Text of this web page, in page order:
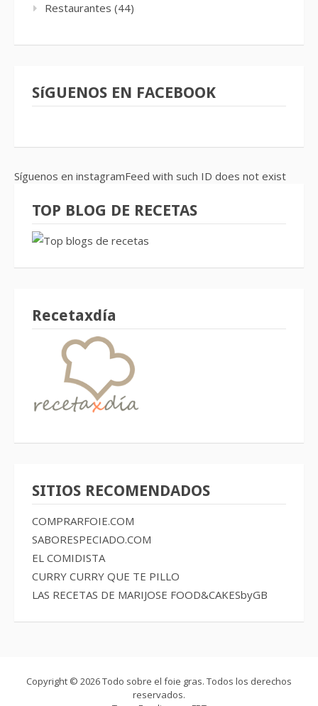
Restaurantes (44)
SíGUENOS EN FACEBOOK
Síguenos en instagramFeed with such ID does not exist
TOP BLOG DE RECETAS
Recetaxdía
SITIOS RECOMENDADOS
COMPRARFOIE.COM
SABORESPECIADO.COM
EL COMIDISTA
CURRY CURRY QUE TE PILLO
LAS RECETAS DE MARIJOSE FOOD&CAKESbyGB
Copyright © 2026 Todo sobre el foie gras. Todos los derechos
reservados.